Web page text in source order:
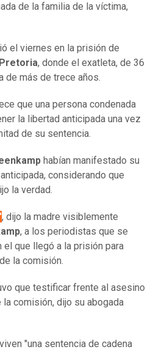
de la familia de la víctima,
el viernes en la prisión de
Pretoria, donde el exatleta, de 36
de más de trece años.
que una persona condenada
la libertad anticipada una vez
de su sentencia.
habían manifestado su
considerando que
la verdad.
, dijo la madre visiblemente
, a los periodistas que se
el que llegó a la prisión para
la comisión.
que testificar frente al asesino
comisión, dijo su abogada
"una sentencia de cadena